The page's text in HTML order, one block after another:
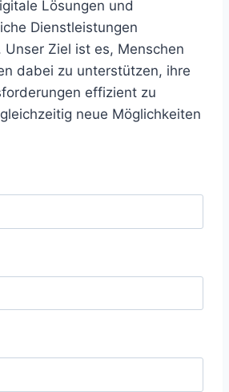
Lösungen und
Dienstleistungen
Ziel ist es, Menschen
dabei zu unterstützen, ihre
effizient zu
neue Möglichkeiten